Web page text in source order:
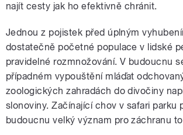
najít cesty jak ho efektivně chránit.
Jednou z pojistek před úplným
dostatečně početné populace v lidské
pravidelné rozmnožování. V budoucnu
případném vypouštění mláďat
zoologických zahradách do divočiny
slonoviny. Začínající chov v safari parku
budoucnu velký význam pro záchranu